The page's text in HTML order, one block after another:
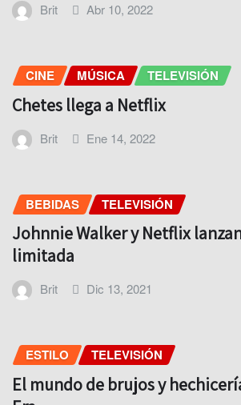
Brit Abr 10, 2022
CINE MÚSICA TELEVISIÓN
Chetes llega a Netflix
Brit Ene 14, 2022
BEBIDAS TELEVISIÓN
Johnnie Walker y Netflix
limitada
Brit Dic 13, 2021
ESTILO TELEVISIÓN
El mundo de brujos y